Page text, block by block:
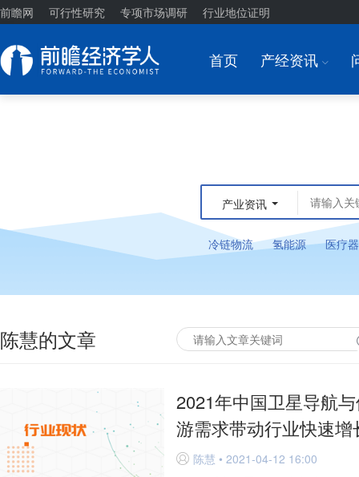
前瞻网 可行性研究 专项市场调研 行业地位证明
首页 产经资讯 I
产业资讯
冷链物流 氢能源 医疗
陈慧的文章
2021年中国卫星导航
游需求带动行业快速增
D 陈慧 • 2021-04-12 16:00